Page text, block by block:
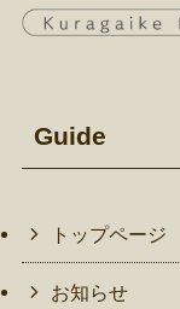
Guide
トップページ
お知らせ